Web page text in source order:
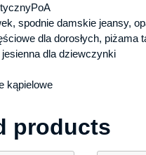
spodnie damskie jeansy,
dla dorosłych,
dla dziewczynki
kąpielowe
products